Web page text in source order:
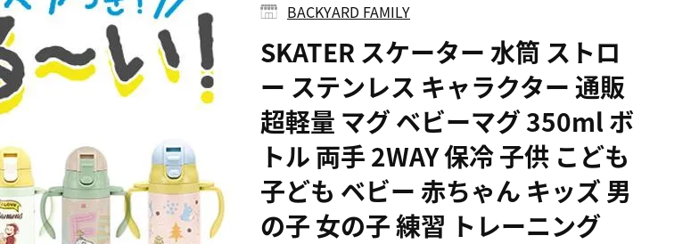
BACKYARD FAMILY
SKATER スケーター 水筒 ストロ
ー ステンレス キャラクター 通販
超軽量 マグ ベビーマグ 350ml ボ
トル 両手 2WAY 保冷 子供 こども
子ども ベビー 赤ちゃん キッズ 男
の子 女の子 練習 トレーニング